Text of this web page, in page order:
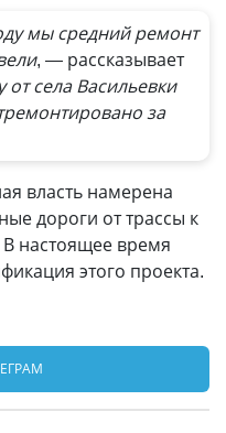
мы средний ремонт
, — рассказывает
села Васильевки
за
власть намерена
дороги от трассы к
настоящее время
этого проекта.